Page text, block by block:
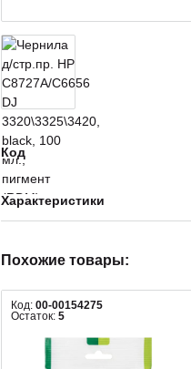
Код
Характеристики
Похожие товары:
Код: 00-00154275
Остаток: 5